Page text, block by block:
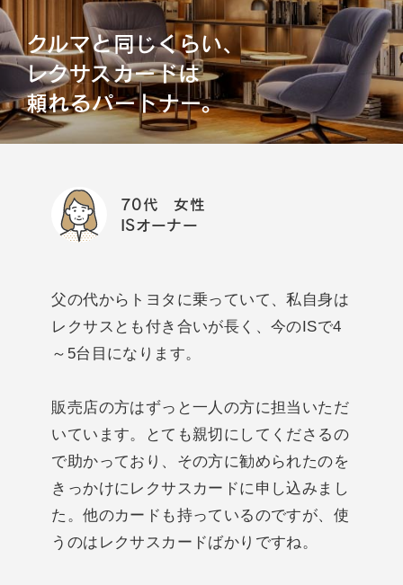
クルマと同じくらい、
レクサスカードは
頼れるパートナー。
70代 女性
ISオーナー
父の代からトヨタに乗っていて、私自身は
レクサスとも付き合いが長く、今のISで4
～5台目になります。
販売店の方はずっと一人の方に担当いただ
いています。とても親切にしてくださるの
で助かっており、その方に勧められたのを
きっかけにレクサスカードに申し込みまし
た。他のカードも持っているのですが、使
うのはレクサスカードばかりですね。